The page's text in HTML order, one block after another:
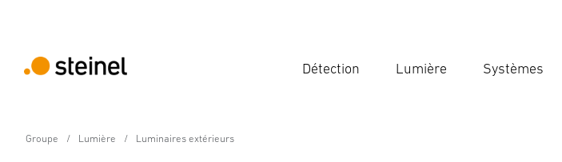
Détection Lumière Systèmes
Groupe Lumière Luminaires extérieurs